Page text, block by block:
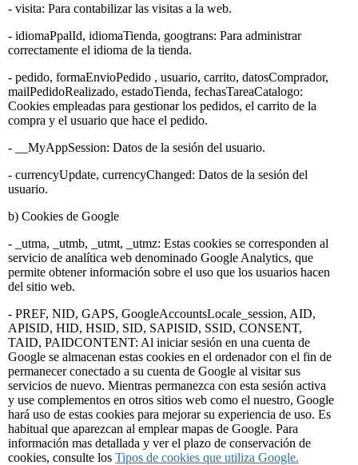
- visita: Para contabilizar las visitas a la web.
- idiomaPpalId, idiomaTienda, googtrans: Para administrar
correctamente el idioma de la tienda.
- pedido, formaEnvioPedido , usuario, carrito, datosComprador,
mailPedidoRealizado, estadoTienda, fechasTareaCatalogo:
Cookies empleadas para gestionar los pedidos, el carrito de la
compra y el usuario que hace el pedido.
- __MyAppSession: Datos de la sesión del usuario.
- currencyUpdate, currencyChanged: Datos de la sesión del
usuario.
b) Cookies de Google
- _utma, _utmb, _utmt, _utmz: Estas cookies se corresponden al
servicio de analítica web denominado Google Analytics, que
permite obtener información sobre el uso que los usuarios hacen
del sitio web.
- PREF, NID, GAPS, GoogleAccountsLocale_session, AID,
APISID, HID, HSID, SID, SAPISID, SSID, CONSENT,
TAID, PAIDCONTENT: Al iniciar sesión en una cuenta de
Google se almacenan estas cookies en el ordenador con el fin de
permanecer conectado a su cuenta de Google al visitar sus
servicios de nuevo. Mientras permanezca con esta sesión activa
y use complementos en otros sitios web como el nuestro, Google
hará uso de estas cookies para mejorar su experiencia de uso. Es
habitual que aparezcan al emplear mapas de Google. Para
información mas detallada y ver el plazo de conservación de
cookies, consulte los Tipos de cookies que utiliza Google.